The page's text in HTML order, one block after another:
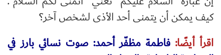
كيف يمكن أن يتمنى أحد الأذى لشخص آخر؟
اقرأ أيضًا: فاطمة مظفّر أحمد: صوت نسائي بارز في